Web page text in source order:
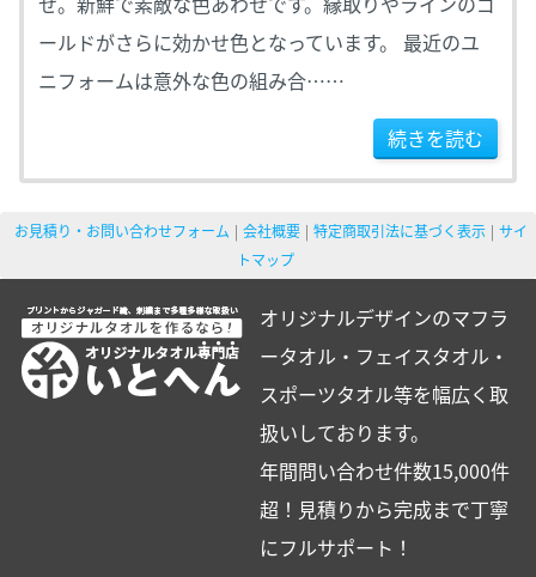
ールドがさらに効かせ色となっています。 最近のユ
ニフォームは意外な色の組み合……
続きを読む
お見積り・お問い合わせフォーム 会社概要 特定商取引法に基づく表示
サイ
トマップ
オリジナルデザインのマフラ
ータオル・フェイスタオル・
スポーツタオル等を幅広く取
扱いしております。
年間問い合わせ件数15,000件
超！見積りから完成まで丁寧
にフルサポート！